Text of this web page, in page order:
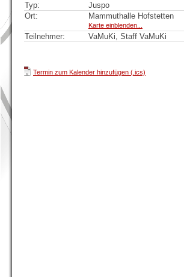
Typ:
Juspo
Ort:
Mammuthalle Hofstetten
Karte einblenden...
Teilnehmer: VaMuKi, Staff VaMuKi
Termin zum Kalender hinzufügen (.ics)